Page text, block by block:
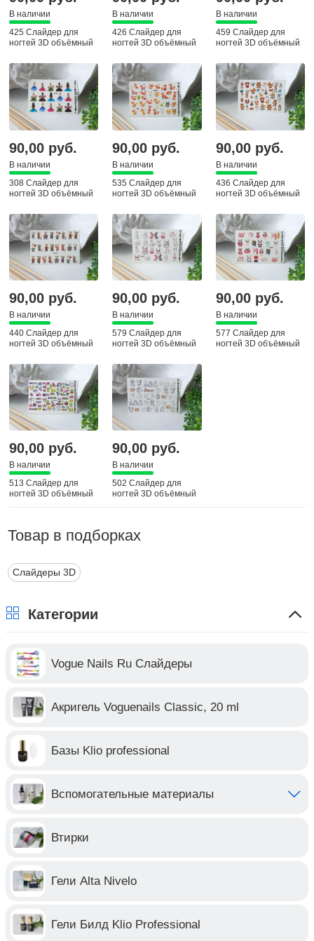
В наличии
425 Слайдер для
ногтей 3D объёмный
В наличии
426 Слайдер для
ногтей 3D объёмный
В наличии
459 Слайдер для
ногтей 3D объёмный
90,00 руб.
В наличии
308 Слайдер для
ногтей 3D объёмный
90,00 руб.
В наличии
535 Слайдер для
ногтей 3D объёмный
90,00 руб.
В наличии
436 Слайдер для
ногтей 3D объёмный
90,00 руб.
В наличии
440 Слайдер для
ногтей 3D объёмный
90,00 руб.
В наличии
579 Слайдер для
ногтей 3D объёмный
90,00 руб.
В наличии
577 Слайдер для
ногтей 3D объёмный
90,00 руб.
В наличии
513 Слайдер для
ногтей 3D объёмный
90,00 руб.
В наличии
502 Слайдер для
ногтей 3D объёмный
Товар в подборках
Слайдеры 3D
Категории
Vogue Nails Ru Слайдеры
Акригель Voguenails Classic, 20 ml
Базы Klio professional
Вспомогательные материалы
Втирки
Гели Alta Nivelo
Гели Билд Klio Professional